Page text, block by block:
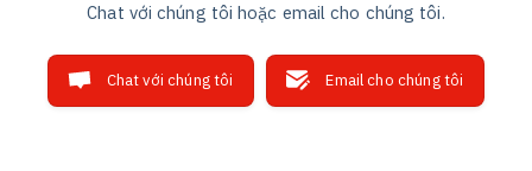
Chat với chúng tôi hoặc email cho chúng tôi.
Chat với chúng tôi Email cho chúng tôi